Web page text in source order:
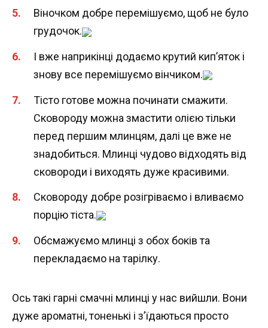
Віночком добре перемішуємо, щоб не було
грудочок.
І вже наприкінці додаємо крутий кип’яток і
знову все перемішуємо вінчиком.
Тісто готове можна починати смажити.
Сковороду можна змастити олією тільки
перед першим млинцям, далі це вже не
знадобиться. Млинці чудово відходять від
сковороди і виходять дуже красивими.
Сковороду добре розігріваємо і вливаємо
порцію тіста.
Обсмажуємо млинці з обох боків та
перекладаємо на тарілку.
Ось такі гарні смачні млинці у нас вийшли. Вони
дуже ароматні, тоненькі і з’їдаються просто